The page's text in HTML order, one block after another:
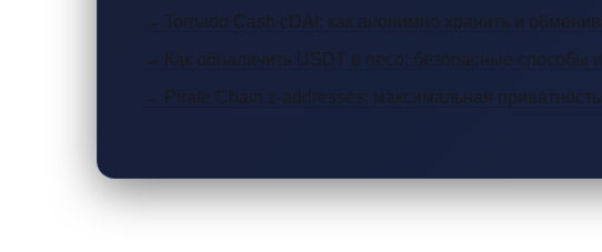
→ Tornado Cash cDAI: как анонимно хранить и
→ Как обналичить USDT в песо: безопасные способы
→ Pirate Chain z-addresses: максимальная